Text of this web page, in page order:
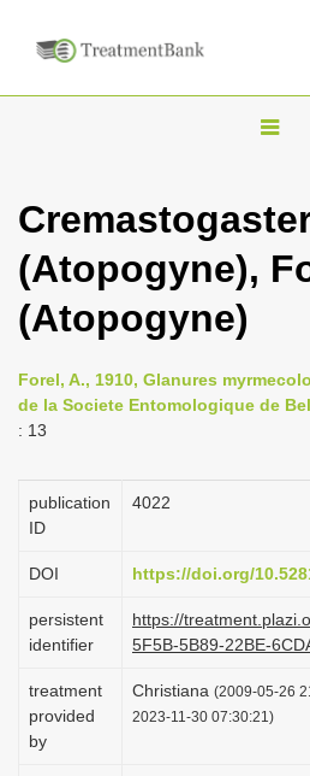
T
g
v
i
n
(Atopogyne),
(Atopogyne)
Forel, A., 1910, Glanures
de la Societe Entomologique de
: 13
publication
ID
4022
DOI https://doi.org/
persistent
identifier
https://
5F5B-5B89-22BE-
treatment
provided
by
Christiana (2009-05-26
2023-11-30 07:30:21)